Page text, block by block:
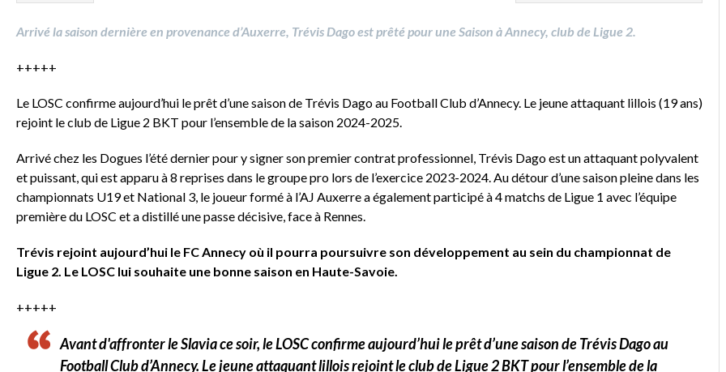
Arrivé la saison dernière en provenance d’Auxerre, Trévis Dago est prêté pour une Saison à Annecy, club de Ligue 2.
+++++
Le LOSC confirme aujourd’hui le prêt d’une saison de Trévis Dago au Football Club d’Annecy. Le jeune attaquant lillois (19 ans)
rejoint le club de Ligue 2 BKT pour l’ensemble de la saison 2024-2025.
Arrivé chez les Dogues l’été dernier pour y signer son premier contrat professionnel, Trévis Dago est un attaquant polyvalent
et puissant, qui est apparu à 8 reprises dans le groupe pro lors de l’exercice 2023-2024. Au détour d’une saison pleine dans les
championnats U19 et National 3, le joueur formé à l’AJ Auxerre a également participé à 4 matchs de Ligue 1 avec l’équipe
première du LOSC et a distillé une passe décisive, face à Rennes.
Trévis rejoint aujourd’hui le FC Annecy où il pourra poursuivre son développement au sein du championnat de
Ligue 2. Le LOSC lui souhaite une bonne saison en Haute-Savoie.
+++++
Avant d'affronter le Slavia ce soir, le LOSC confirme aujourd’hui le prêt d’une saison de Trévis Dago au
Football Club d’Annecy. Le jeune attaquant lillois rejoint le club de Ligue 2 BKT pour l’ensemble de la